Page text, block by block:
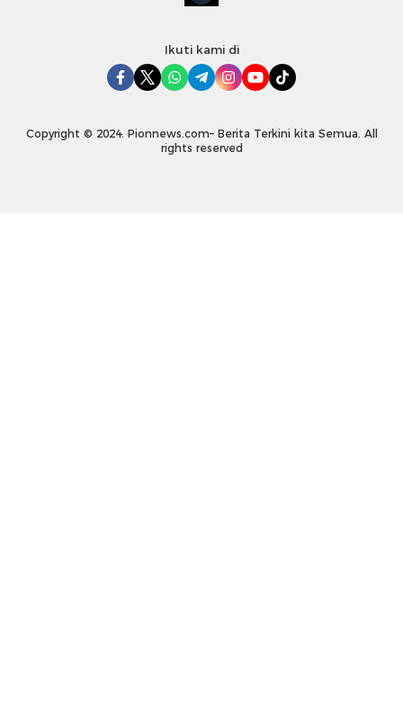
Ikuti kami di
Copyright © 2024. Pionnews.com– Berita Terkini kita Semua. All
rights reserved